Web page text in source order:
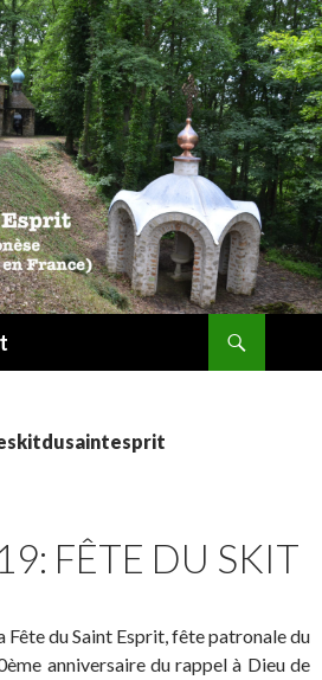
FÊTE DU SKIT
Fête du Saint Esprit, fête patronale du
anniversaire du rappel à Dieu de